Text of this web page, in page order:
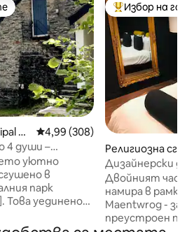
на гостите
Ar
Средна оценка: 4,99 от 5,
4,99 (308)
4 души –
уютно
в
парк
за активни
Най-популярен
Избор на
Религиозна
twrog
Дизайнерски
в парка
Двойният
намира в
Maentwrog -
преустроен